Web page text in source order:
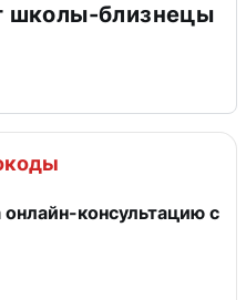
школы-близнецы
онлайн-консультацию с